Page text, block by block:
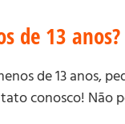
de 13 anos?
de 13 anos,
conosco! Não